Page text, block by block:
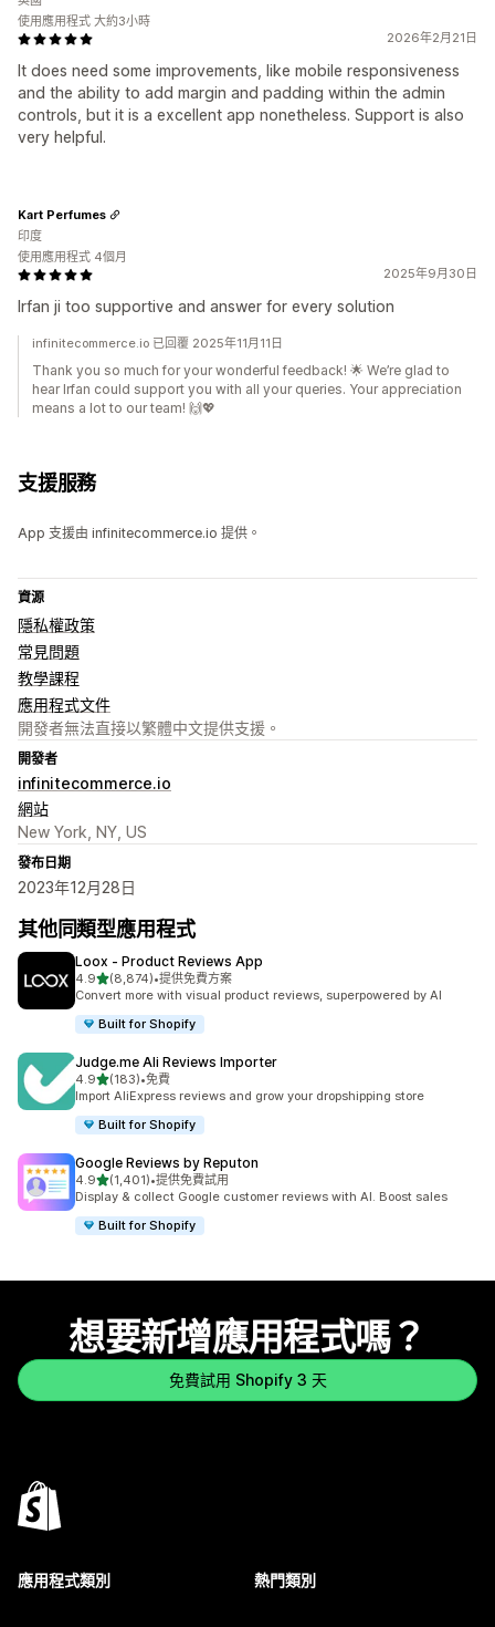
2026年2月21日
It does need some improvements, like mobile responsiveness
and the ability to add margin and padding within the admin
controls, but it is a excellent app nonetheless. Support is also
very helpful.
使用應用程式 大約3小時
2025年9月30日
Irfan ji too supportive and answer for every solution
Kart Perfumes
印度
使用應用程式 4個月
infinitecommerce.io 已回覆 2025年11月11日
Thank you so much for your wonderful feedback! 🌟 We’re glad to
hear Irfan could support you with all your queries. Your appreciation
means a lot to our team! 🙌💖
支援服務
App 支援由 infinitecommerce.io 提供。
資源
隱私權政策
常見問題
教學課程
應用程式文件
開發者無法直接以繁體中文提供支援。
開發者
infinitecommerce.io
網站
New York, NY, US
發布日期
2023年12月28日
其他同類型應用程式
Loox ‑ Product Reviews App
4.9滿分 5 顆星
(8,874)
共有 8874 則評價
•提供免費方案
Convert more with visual product reviews, superpowered by AI
Built for Shopify
Judge.me Ali Reviews Importer
4.9滿分 5 顆星
(183)
共有 183 則評價
•免費
Import AliExpress reviews and grow your dropshipping store
Built for Shopify
Google Reviews by Reputon
4.9滿分 5 顆星
(1,401)
共有 1401 則評價
•提供免費試用
Display & collect Google customer reviews with AI. Boost sales
Built for Shopify
想要新增應用程式嗎？
免費試用 Shopify 3 天
應用程式類別 熱門類別